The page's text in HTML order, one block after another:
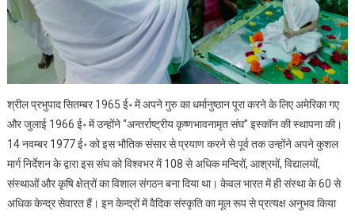
श्रील प्रभुपाद सितम्बर 1965 ई॰ में अपने गुरु का धर्मानुष्ठान पूरा करने के लिए अमेरिका गए
और जुलाई 1966 ई॰ में उन्होंने “अन्तर्राष्ट्रीय कृष्णभावनामृत संघ” इस्कॉन की स्थापना की।
14 नवम्बर 1977 ई॰ को इस भौतिक संसार से प्रयाण करने से पूर्व तक उन्होंने अपने कुशल
मार्ग निर्देशन के द्वारा इस संघ को विश्वभर में 108 से अधिक मन्दिरों, आश्रमों, विद्यालयों,
संस्थाओं और कृषि क्षेत्रों का विशाल संगठन बना दिया था। केवल भारत में ही संस्था के 60 से
अधिक केन्द्र सेवारत हैं। इन केन्द्रों में वैदिक संस्कृति का मूल रूप से प्रत्यक्ष अनुभव किया